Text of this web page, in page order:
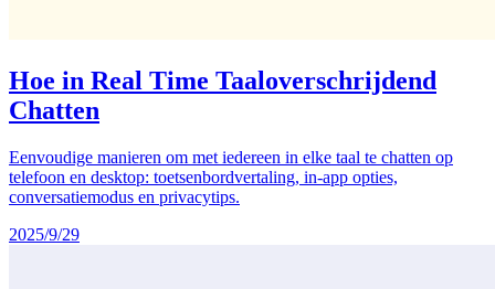
Hoe in Real Time Taaloverschrijdend
Chatten
Eenvoudige manieren om met iedereen in elke taal te chatten op
telefoon en desktop: toetsenbordvertaling, in-app opties,
conversatiemodus en privacytips.
2025/9/29